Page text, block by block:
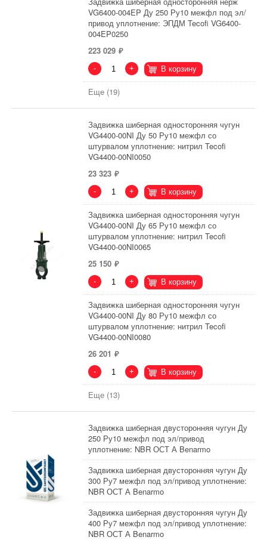
VG6400-004EP Ду 250 Ру10 межфл под эл/
привод уплотнение: ЭПДМ Tecofi VG6400-
004EP0250
223 029
- + В корзину
Еще (19)
Задвижка шиберная односторонняя чугун
VG4400-00NI Ду 50 Ру10 межфл со
штурвалом уплотнение: нитрил Tecofi
VG4400-00NI0050
23 323
- + В корзину
Задвижка шиберная односторонняя чугун
VG4400-00NI Ду 65 Ру10 межфл со
штурвалом уплотнение: нитрил Tecofi
VG4400-00NI0065
25 150
- + В корзину
Задвижка шиберная односторонняя чугун
VG4400-00NI Ду 80 Ру10 межфл со
штурвалом уплотнение: нитрил Tecofi
VG4400-00NI0080
26 201
- + В корзину
Еще (13)
Задвижка шиберная двусторонняя чугун Ду
250 Ру10 межфл под эл/привод
уплотнение: NBR ОСТ А Benarmo
Задвижка шиберная двусторонняя чугун Ду
300 Ру7 межфл под эл/привод уплотнение:
NBR ОСТ А Benarmo
Задвижка шиберная двусторонняя чугун Ду
400 Ру7 межфл под эл/привод уплотнение:
NBR ОСТ А Benarmo